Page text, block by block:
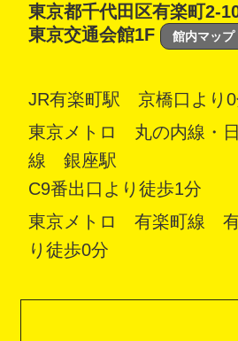
東京都千代田区有楽町2-
東京交通会館1F
館内マップ
JR有楽町駅 京橋口より0
東京メトロ 丸の内線・
線 銀座駅
C9番出口より徒歩1分
東京メトロ 有楽町線 有
り徒歩0分